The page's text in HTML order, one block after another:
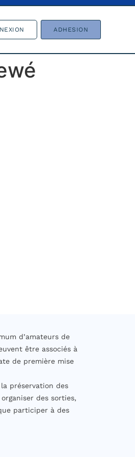
ADHESION
d’amateurs de
être associés à
de première mise
préservation des
des sorties,
participer à des